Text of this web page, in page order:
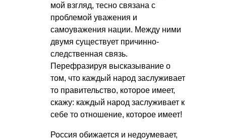
мой взгляд, тесно связана с
проблемой уважения и
самоуважения нации. Между ними
двумя существует причинно-
следственная связь.
Перефразируя высказывание о
том, что каждый народ заслуживает
то правительство, которое имеет,
скажу: каждый народ заслуживает к
себе то отношение, которое имеет!
Россия обижается и недоумевает,